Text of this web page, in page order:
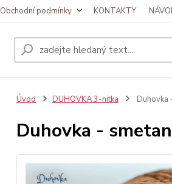
Obchodní podmínky KONTAKTY
Úvod DUHOVKA 3-nitka Duhovka
Duhovka -